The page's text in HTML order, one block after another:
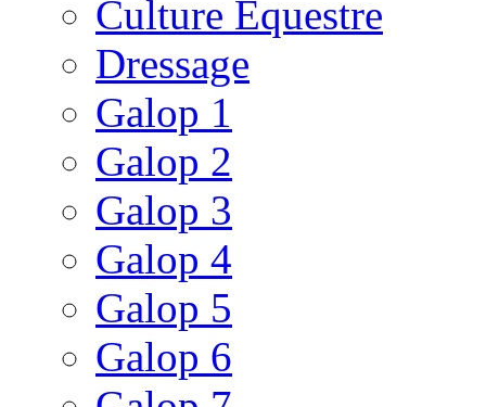
Culture Equestre
Dressage
Galop 1
Galop 2
Galop 3
Galop 4
Galop 5
Galop 6